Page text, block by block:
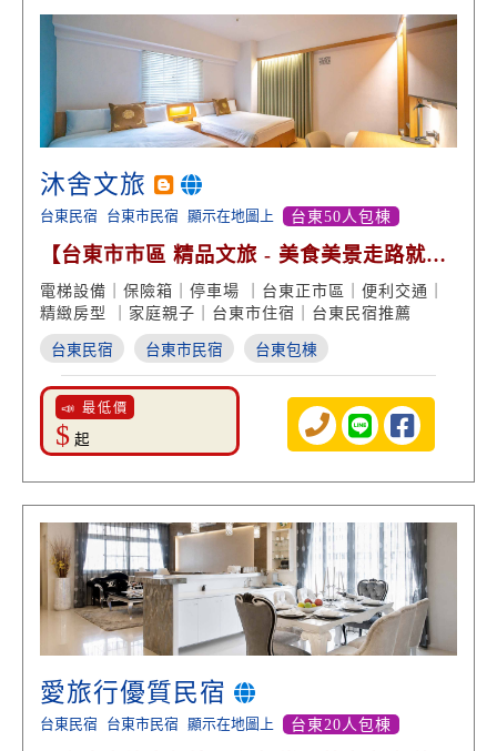
沐舍文旅
台東民宿 台東市民宿 顯示在地圖上 台東50人包棟
【台東市市區 精品文旅 - 美食美景走路就到
品味住宿】
電梯設備｜保險箱｜停車場 ｜台東正市區｜便利交通｜
精緻房型 ｜家庭親子｜台東市住宿｜台東民宿推薦
台東民宿 台東市民宿 台東包棟
📣 最低價
$ 起
愛旅行優質民宿
台東民宿 台東市民宿 顯示在地圖上 台東20人包棟